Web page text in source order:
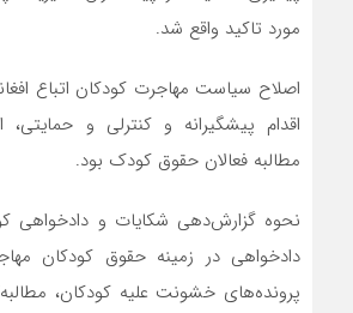
مورد تاکید واقع شد.
اصلاح سیاست مهاجرت کودکان اتباع
اقدام پیشگیرانه و کنترلی و
مطالبه فعالان حقوق کودک بود.
نحوه گزارش‌دهی شکایات و دادخواهی
دادخواهی در زمینه حقوق کودکان
پرونده‌های خشونت علیه کودکان،